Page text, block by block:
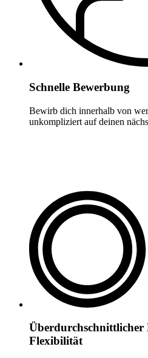
Schnelle Bewerbung
Bewirb dich innerhalb von
unkompliziert auf deinen
Flexibilität